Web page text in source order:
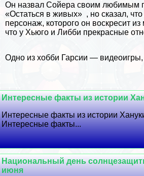
Он назвал Сойера своим любимым
«Остаться в живых» , но сказал,
персонаж, которого он воскресит
что у Хьюго и Либби прекрасные
Одно из хобби Гарсии —
Интересные факты из истории
Интересные факты из истории
Интересные факты...
Национальный день
июня